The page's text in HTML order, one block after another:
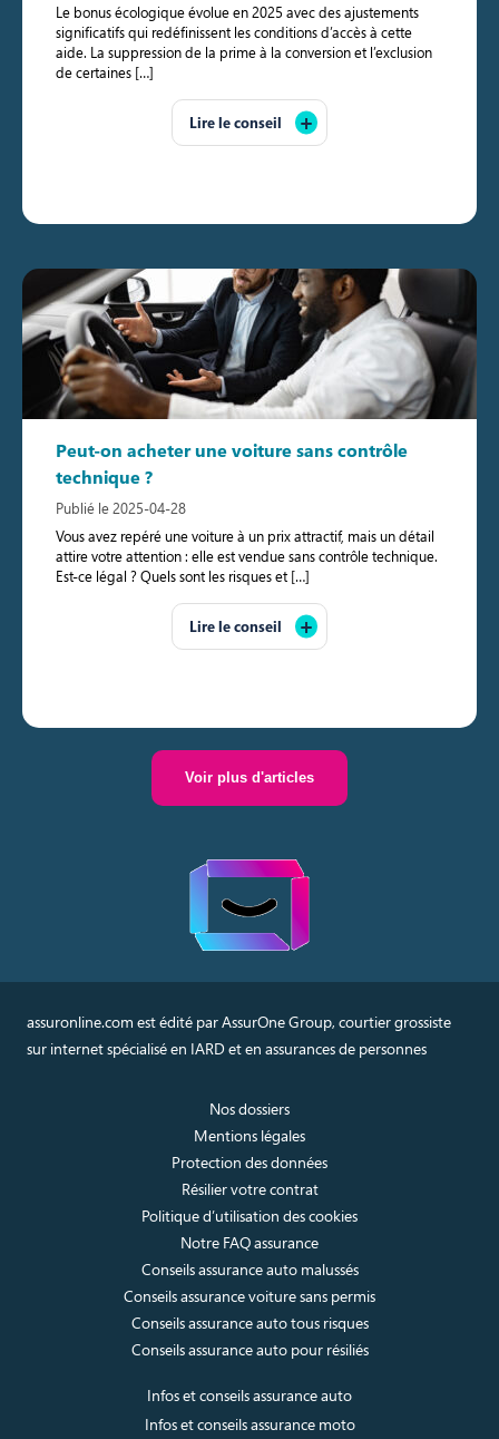
Le bonus écologique évolue en 2025 avec des ajustements
significatifs qui redéfinissent les conditions d’accès à cette
aide. La suppression de la prime à la conversion et l’exclusion
de certaines […]
Lire le conseil
Peut-on acheter une voiture sans contrôle
technique ?
Publié le 2025-04-28
Vous avez repéré une voiture à un prix attractif, mais un détail
attire votre attention : elle est vendue sans contrôle technique.
Est-ce légal ? Quels sont les risques et […]
Lire le conseil
Voir plus d'articles
assuronline.com est édité par AssurOne Group, courtier grossiste
sur internet spécialisé en IARD et en assurances de personnes
Nos dossiers
Mentions légales
Protection des données
Résilier votre contrat
Politique d’utilisation des cookies
Notre FAQ assurance
Conseils assurance auto malussés
Conseils assurance voiture sans permis
Conseils assurance auto tous risques
Conseils assurance auto pour résiliés
Infos et conseils assurance auto
Infos et conseils assurance moto